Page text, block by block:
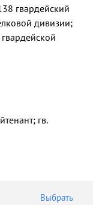
гвардейский
дивизии;
гв.
Выбрать